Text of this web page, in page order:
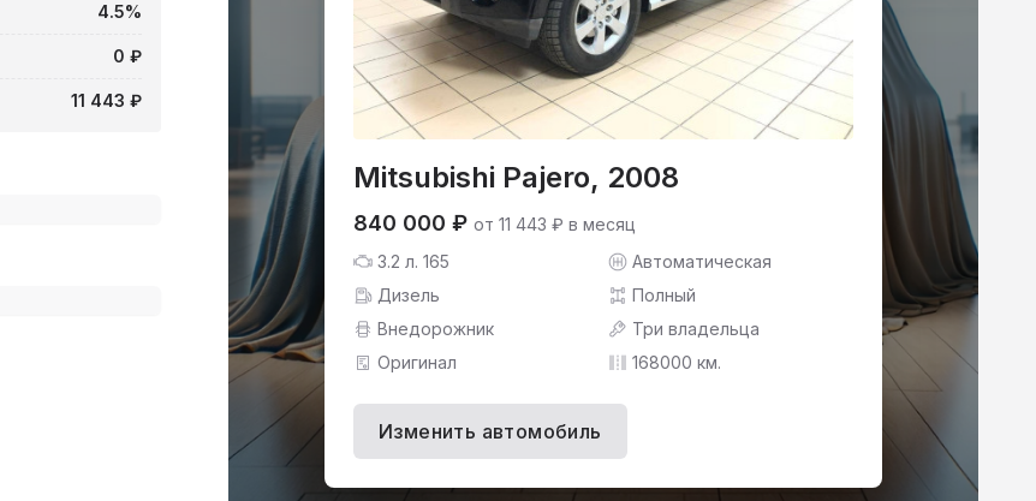
Mitsubishi Pajero, 2008
840 000 ₽ от 11 443 ₽ в месяц
3.2 л. 165
Автоматическая
Дизель
Полный
Внедорожник
Три владельца
Оригинал
168000 км.
Изменить автомобиль
4.5%
0 ₽
11 443 ₽